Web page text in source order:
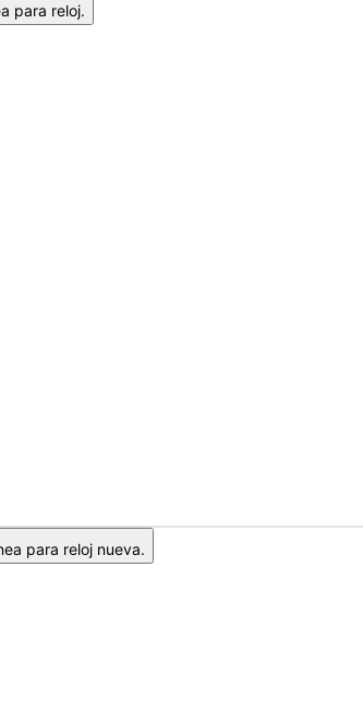
para reloj.
para reloj nueva.